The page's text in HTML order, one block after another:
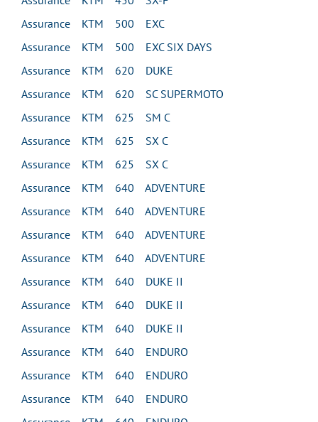
Assurance KTM 500 EXC
Assurance KTM 500 EXC SIX DAYS
Assurance KTM 620 DUKE
Assurance KTM 620 SC SUPERMOTO
Assurance KTM 625 SM C
Assurance KTM 625 SX C
Assurance KTM 625 SX C
Assurance KTM 640 ADVENTURE
Assurance KTM 640 ADVENTURE
Assurance KTM 640 ADVENTURE
Assurance KTM 640 ADVENTURE
Assurance KTM 640 DUKE II
Assurance KTM 640 DUKE II
Assurance KTM 640 DUKE II
Assurance KTM 640 ENDURO
Assurance KTM 640 ENDURO
Assurance KTM 640 ENDURO